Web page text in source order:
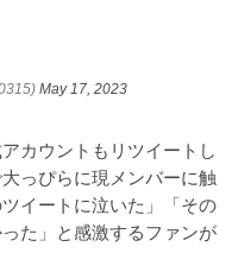
May 17, 2023
カウントもリツイートし
っぴらに現メンバーに触
イートに泣いた」「その
た」と感激するファンが